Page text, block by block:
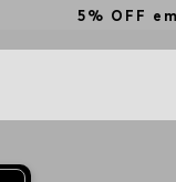
5% OFF